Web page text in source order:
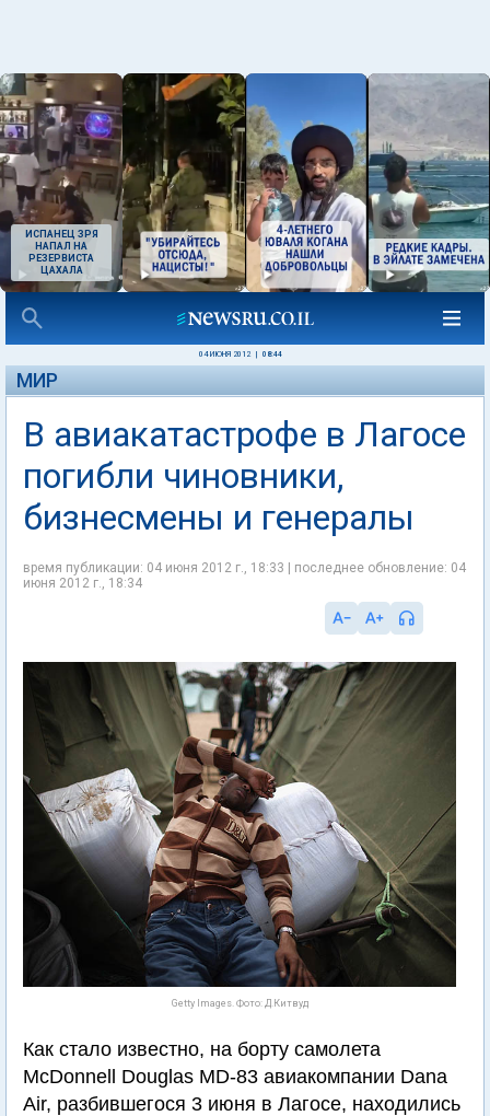
ИСПАНЕЦ ЗРЯ
НАПАЛ НА
РЕЗЕРВИСТА
ЦАХАЛА
04 ИЮНЯ 2012 08:44
МИР
В авиакатастрофе в Лагосе
погибли чиновники,
бизнесмены и генералы
время публикации: 04 июня 2012 г., 18:33 | последнее обновление: 04
июня 2012 г., 18:34
Getty Images. Фото: Д.Китвуд
Как стало известно, на борту самолета
McDonnell Douglas MD-83 авиакомпании Dana
Air, разбившегося 3 июня в Лагосе, находились